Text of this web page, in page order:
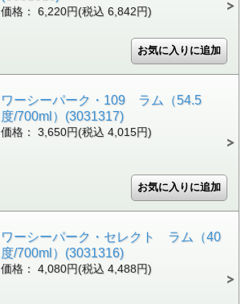
価格： 6,220円(税込 6,842円)
ワーシーパーク・109 ラム（54.5
度/700ml）(3031317)
価格： 3,650円(税込 4,015円)
ワーシーパーク・セレクト ラム（40
度/700ml）(3031316)
価格： 4,080円(税込 4,488円)